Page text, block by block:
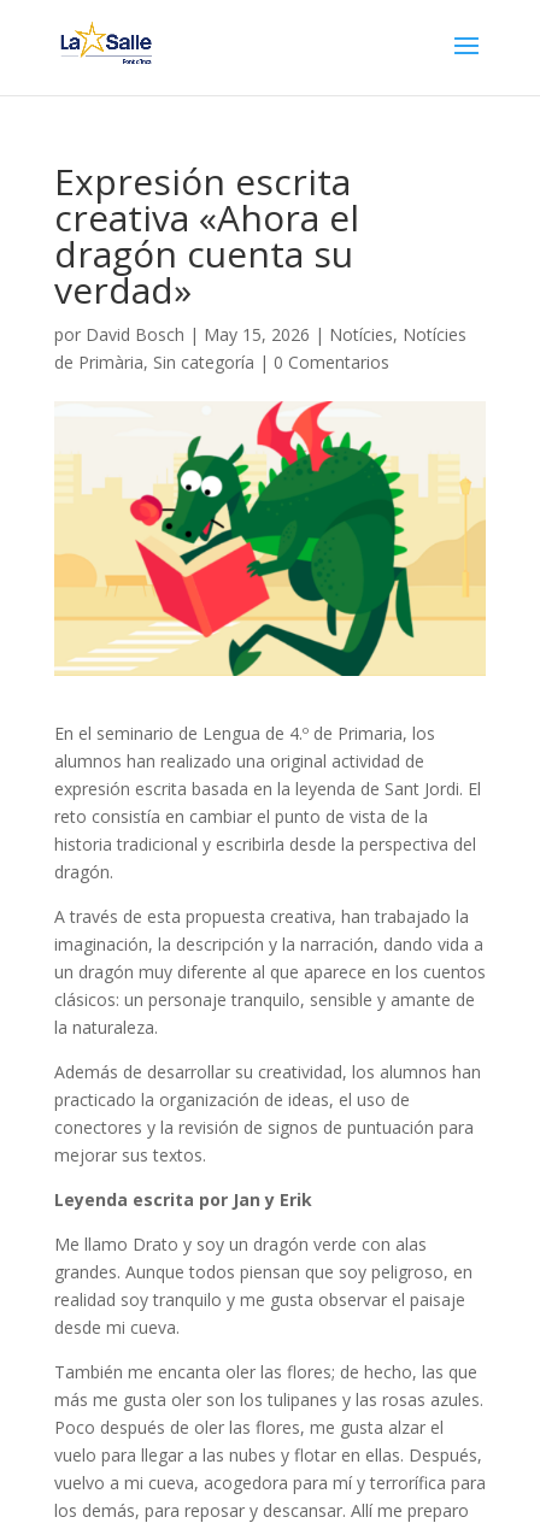
Expresión escrita
creativa «Ahora el
dragón cuenta su
verdad»
por David Bosch | May 15, 2026 | Notícies, Notícies
de Primària, Sin categoría | 0 Comentarios
En el seminario de Lengua de 4.º de Primaria, los
alumnos han realizado una original actividad de
expresión escrita basada en la leyenda de Sant Jordi. El
reto consistía en cambiar el punto de vista de la
historia tradicional y escribirla desde la perspectiva del
dragón.
A través de esta propuesta creativa, han trabajado la
imaginación, la descripción y la narración, dando vida a
un dragón muy diferente al que aparece en los cuentos
clásicos: un personaje tranquilo, sensible y amante de
la naturaleza.
Además de desarrollar su creatividad, los alumnos han
practicado la organización de ideas, el uso de
conectores y la revisión de signos de puntuación para
mejorar sus textos.
Leyenda escrita por Jan y Erik
Me llamo Drato y soy un dragón verde con alas
grandes. Aunque todos piensan que soy peligroso, en
realidad soy tranquilo y me gusta observar el paisaje
desde mi cueva.
También me encanta oler las flores; de hecho, las que
más me gusta oler son los tulipanes y las rosas azules.
Poco después de oler las flores, me gusta alzar el
vuelo para llegar a las nubes y flotar en ellas. Después,
vuelvo a mi cueva, acogedora para mí y terrorífica para
los demás, para reposar y descansar. Allí me preparo